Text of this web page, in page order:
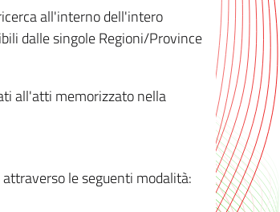
all'interno dell'intero
dalle singole Regioni/Province
all'atti memorizzato nella
le seguenti modalità: